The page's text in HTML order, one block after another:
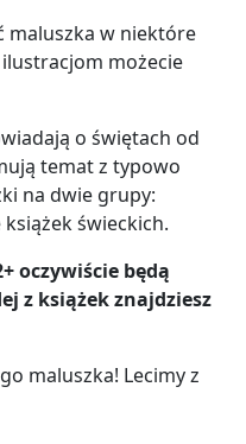
maluszka w niektóre
możecie
o świętach od
temat z typowo
na dwie grupy:
świeckich.
oczywiście będą
z książek znajdziesz
maluszka! Lecimy z